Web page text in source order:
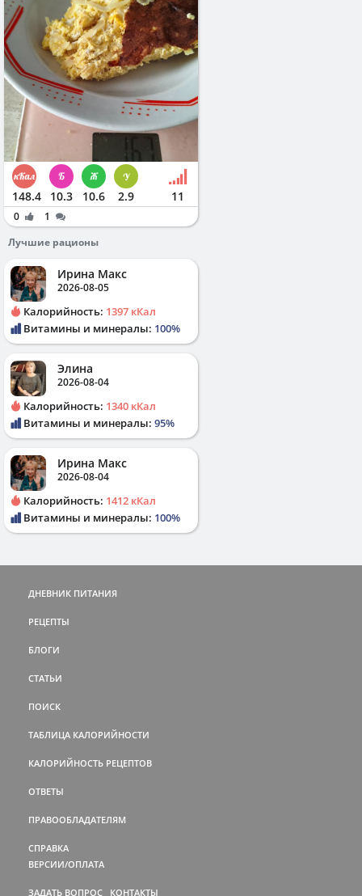
148.4 10.3 10.6 2.9 11
0
1
Лучшие рационы
Ирина Макс
2026-08-05
Калорийность: 1397 кКал
Витамины и минералы: 100%
Элина
2026-08-04
Калорийность: 1340 кКал
Витамины и минералы: 95%
Ирина Макс
2026-08-04
Калорийность: 1412 кКал
Витамины и минералы: 100%
ДНЕВНИК ПИТАНИЯ
РЕЦЕПТЫ
БЛОГИ
СТАТЬИ
ПОИСК
ТАБЛИЦА КАЛОРИЙНОСТИ
КАЛОРИЙНОСТЬ РЕЦЕПТОВ
ОТВЕТЫ
ПРАВООБЛАДАТЕЛЯМ
СПРАВКА
ВЕРСИИ/ОПЛАТА
ЗАДАТЬ ВОПРОС КОНТАКТЫ